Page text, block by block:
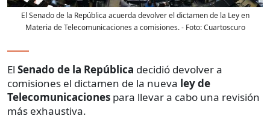
El Senado de la República acuerda devolver el dictamen de la Ley en
Materia de Telecomunicaciones a comisiones.- Foto:Cuartoscuro
El Senado de la República decidió devolver a
comisiones el dictamen de la nueva ley de
Telecomunicaciones para llevar a cabo una revisión
más exhaustiva.